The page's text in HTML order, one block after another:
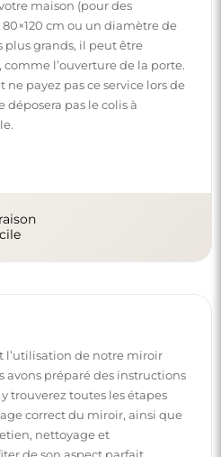
avons préparé des instructions
trouverez toutes les étapes
correct du miroir, ainsi que
nettoyage et
de son aspect parfait
informé
inspirations et
tendances déco et trouvez
Rejoignez notre
ce que nous préparons